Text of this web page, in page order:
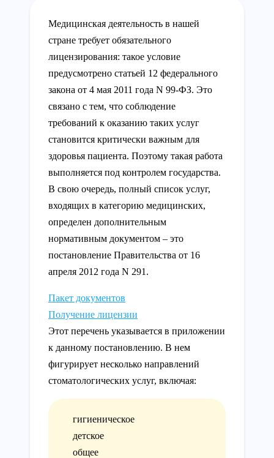
Медицинская деятельность в нашей
стране требует обязательного
лицензирования: такое условие
предусмотрено статьей 12 федерального
закона от 4 мая 2011 года N 99-ФЗ. Это
связано с тем, что соблюдение
требований к оказанию таких услуг
становится критически важным для
здоровья пациента. Поэтому такая работа
выполняется под контролем государства.
В свою очередь, полный список услуг,
входящих в категорию медицинских,
определен дополнительным
нормативным документом – это
постановление Правительства от 16
апреля 2012 года N 291.
Пакет документов
Получение лицензии
Этот перечень указывается в приложении
к данному постановлению. В нем
фигурирует несколько направлений
стоматологических услуг, включая:
гигиеническое
детское
общее